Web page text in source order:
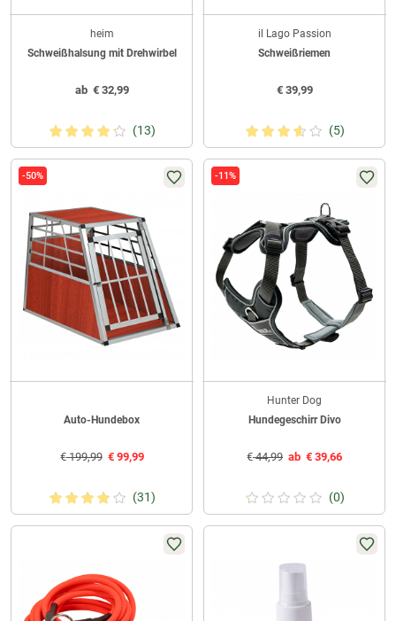
heim
Schweißhalsung mit Drehwirbel
ab €32,99
(13)
il Lago Passion
Schweißriemen
€39,99
(5)
-50%
Auto-Hundebox
€199,99 €99,99
(31)
-11%
Hunter Dog
Hundegeschirr Divo
€44,99 ab € 39,66
(0)